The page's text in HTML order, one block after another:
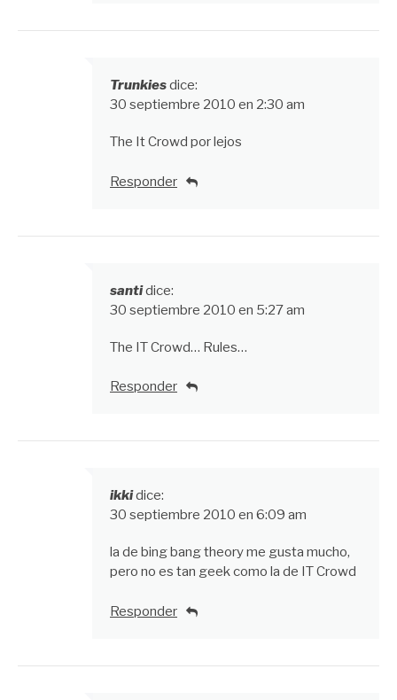
Trunkiesdice:
30 septiembre 2010 en 2:30 am
The It Crowd por lejos
Responder
santidice:
30 septiembre 2010 en 5:27 am
The IT Crowd… Rules…
Responder
ikkidice:
30 septiembre 2010 en 6:09 am
la de bing bang theory me gusta mucho,
pero no es tan geek como la de IT Crowd
Responder